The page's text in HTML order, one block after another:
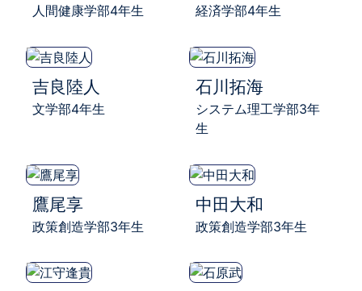
人間健康学部4年生 経済学部4年生
吉良陸人
文学部4年生
石川拓海
システム理工学部3年
生
鷹尾享
政策創造学部3年生
中田大和
政策創造学部3年生